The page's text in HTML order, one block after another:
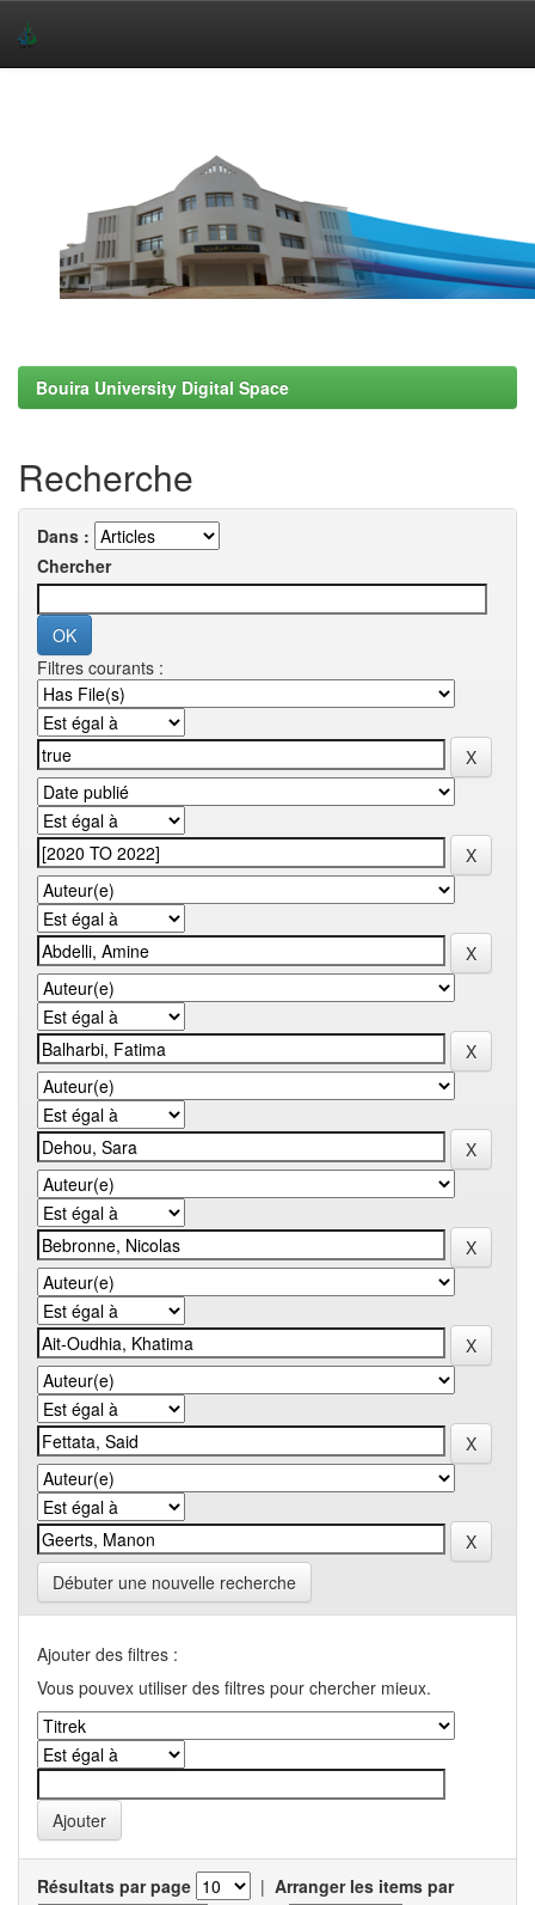
Bouira University Digital Space
Recherche
Dans :
Chercher
Filtres courants :
Débuter une nouvelle recherche
Ajouter des filtres :
Vous pouvex utiliser des filtres pour chercher mieux.
Résultats par page | Arranger les items par